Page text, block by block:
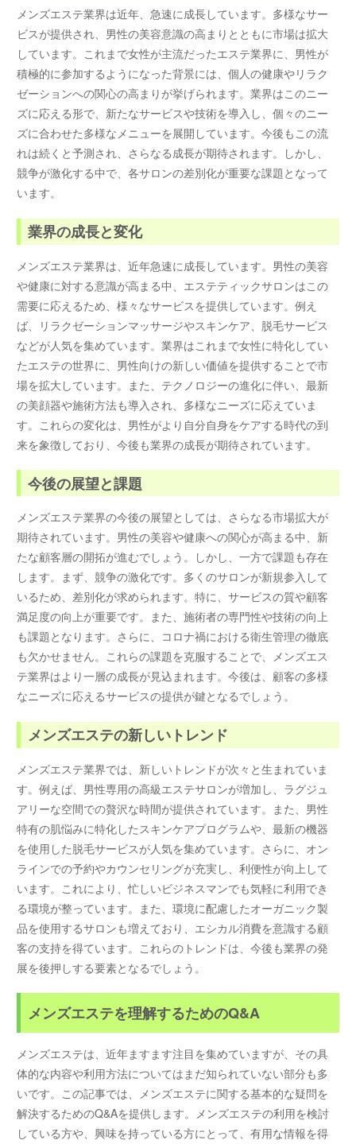
メンズエステ業界は近年、急速に成長しています。多様なサー
ビスが提供され、男性の美容意識の高まりとともに市場は拡大
しています。これまで女性が主流だったエステ業界に、男性が
積極的に参加するようになった背景には、個人の健康やリラク
ゼーションへの関心の高まりが挙げられます。業界はこのニー
ズに応える形で、新たなサービスや技術を導入し、個々のニー
ズに合わせた多様なメニューを展開しています。今後もこの流
れは続くと予測され、さらなる成長が期待されます。しかし、
競争が激化する中で、各サロンの差別化が重要な課題となって
います。
業界の成長と変化
メンズエステ業界は、近年急速に成長しています。男性の美容
や健康に対する意識が高まる中、エステティックサロンはこの
需要に応えるため、様々なサービスを提供しています。例え
ば、リラクゼーションマッサージやスキンケア、脱毛サービス
などが人気を集めています。業界はこれまで女性に特化してい
たエステの世界に、男性向けの新しい価値を提供することで市
場を拡大しています。また、テクノロジーの進化に伴い、最新
の美顔器や施術方法も導入され、多様なニーズに応えていま
す。これらの変化は、男性がより自分自身をケアする時代の到
来を象徴しており、今後も業界の成長が期待されています。
今後の展望と課題
メンズエステ業界の今後の展望としては、さらなる市場拡大が
期待されています。男性の美容や健康への関心が高まる中、新
たな顧客層の開拓が進むでしょう。しかし、一方で課題も存在
します。まず、競争の激化です。多くのサロンが新規参入して
いるため、差別化が求められます。特に、サービスの質や顧客
満足度の向上が重要です。また、施術者の専門性や技術の向上
も課題となります。さらに、コロナ禍における衛生管理の徹底
も欠かせません。これらの課題を克服することで、メンズエス
テ業界はより一層の成長が見込まれます。今後は、顧客の多様
なニーズに応えるサービスの提供が鍵となるでしょう。
メンズエステの新しいトレンド
メンズエステ業界では、新しいトレンドが次々と生まれていま
す。例えば、男性専用の高級エステサロンが増加し、ラグジュ
アリーな空間での贅沢な時間が提供されています。また、男性
特有の肌悩みに特化したスキンケアプログラムや、最新の機器
を使用した脱毛サービスが人気を集めています。さらに、オン
ラインでの予約やカウンセリングが充実し、利便性が向上して
います。これにより、忙しいビジネスマンでも気軽に利用でき
る環境が整っています。また、環境に配慮したオーガニック製
品を使用するサロンも増えており、エシカル消費を意識する顧
客の支持を得ています。これらのトレンドは、今後も業界の発
展を後押しする要素となるでしょう。
メンズエステを理解するためのQ&A
メンズエステは、近年ますます注目を集めていますが、その具
体的な内容や利用方法についてはまだ知られていない部分も多
いです。この記事では、メンズエステに関する基本的な疑問を
解決するためのQ&Aを提供します。メンズエステの利用を検討
している方や、興味を持っている方にとって、有用な情報を得